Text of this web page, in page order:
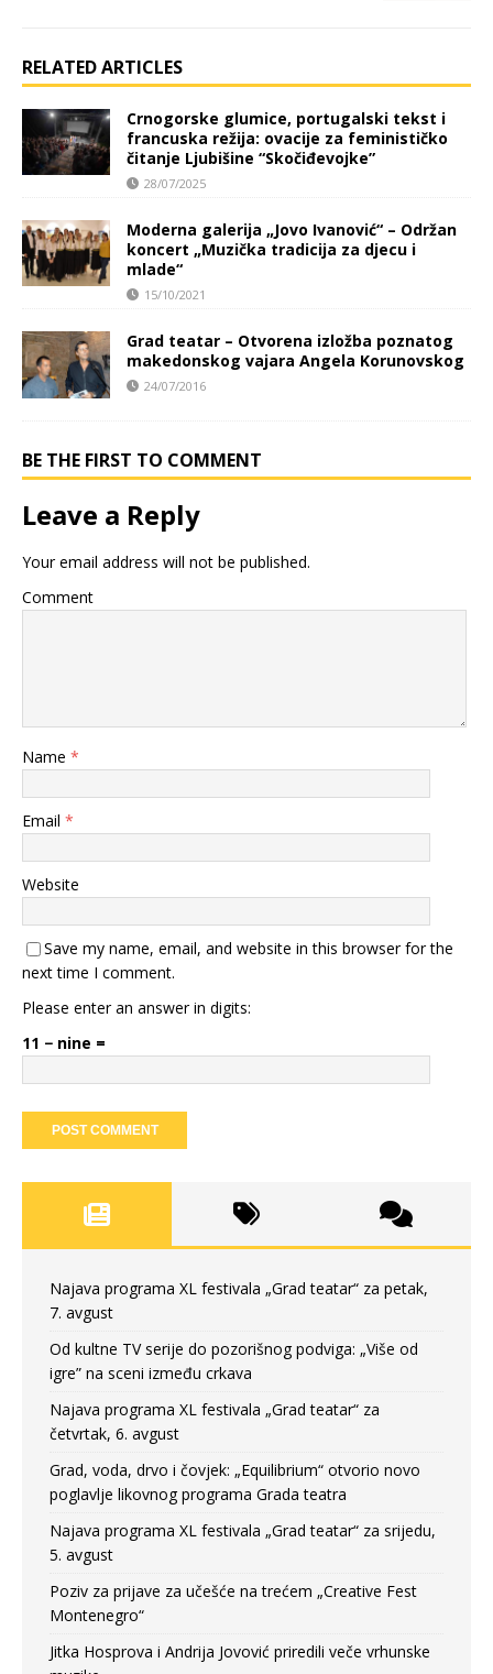
RELATED ARTICLES
Crnogorske glumice, portugalski tekst i
francuska režija: ovacije za feminističko
čitanje Ljubišine “Skočiđevojke”
28/07/2025
Moderna galerija „Jovo Ivanović“ – Održan
koncert „Muzička tradicija za djecu i
mlade“
15/10/2021
Grad teatar – Otvorena izložba poznatog
makedonskog vajara Angela Korunovskog
24/07/2016
BE THE FIRST TO COMMENT
Leave a Reply
Your email address will not be published.
Comment
Name *
Email *
Website
Save my name, email, and website in this browser for the
next time I comment.
Please enter an answer in digits:
11 − nine =
Najava programa XL festivala „Grad teatar“ za petak,
7. avgust
Od kultne TV serije do pozorišnog podviga: „Više od
igre” na sceni između crkava
Najava programa XL festivala „Grad teatar“ za
četvrtak, 6. avgust
Grad, voda, drvo i čovjek: „Equilibrium“ otvorio novo
poglavlje likovnog programa Grada teatra
Najava programa XL festivala „Grad teatar“ za srijedu,
5. avgust
Poziv za prijave za učešće na trećem „Creative Fest
Montenegro“
Jitka Hosprova i Andrija Jovović priredili veče vrhunske